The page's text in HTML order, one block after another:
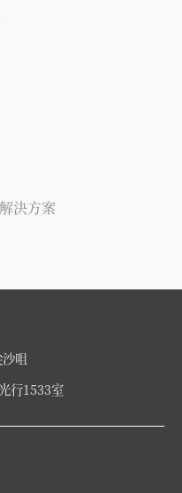
決方案
咀
行1533室